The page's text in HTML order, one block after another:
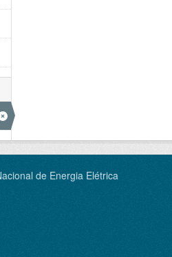
de Energia Elétrica